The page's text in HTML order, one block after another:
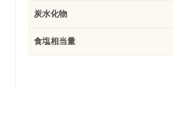
炭水化物
食塩相当量